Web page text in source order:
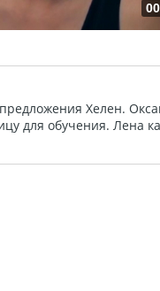
Хелен.
для обучения. Лена